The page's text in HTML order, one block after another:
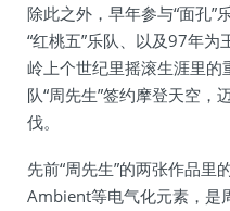
除此之外，早年参与“面孔”
“红桃五”乐队、以及97年
岭上个世纪里摇滚生涯里
队“周先生”签约摩登天空，
伐。
先前“周先生”的两张作品里
Ambient等电气化元素，是